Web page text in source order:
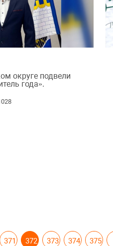
округе подвели
года».
371 372 373 374 375